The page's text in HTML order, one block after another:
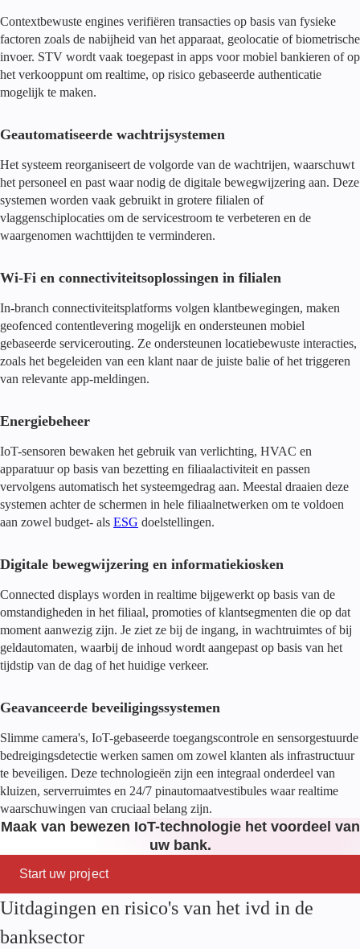
Contextbewuste engines verifiëren transacties op basis van fysieke
factoren zoals de nabijheid van het apparaat, geolocatie of biometrische
invoer. STV wordt vaak toegepast in apps voor mobiel bankieren of op
het verkooppunt om realtime, op risico gebaseerde authenticatie
mogelijk te maken.
Geautomatiseerde wachtrijsystemen
Het systeem reorganiseert de volgorde van de wachtrijen, waarschuwt
het personeel en past waar nodig de digitale bewegwijzering aan. Deze
systemen worden vaak gebruikt in grotere filialen of
vlaggenschiplocaties om de servicestroom te verbeteren en de
waargenomen wachttijden te verminderen.
Wi-Fi en connectiviteitsoplossingen in filialen
In-branch connectiviteitsplatforms volgen klantbewegingen, maken
geofenced contentlevering mogelijk en ondersteunen mobiel
gebaseerde servicerouting. Ze ondersteunen locatiebewuste interacties,
zoals het begeleiden van een klant naar de juiste balie of het triggeren
van relevante app-meldingen.
Energiebeheer
IoT-sensoren bewaken het gebruik van verlichting, HVAC en
apparatuur op basis van bezetting en filiaalactiviteit en passen
vervolgens automatisch het systeemgedrag aan. Meestal draaien deze
systemen achter de schermen in hele filiaalnetwerken om te voldoen
aan zowel budget- als ESG doelstellingen.
Digitale bewegwijzering en informatiekiosken
Connected displays worden in realtime bijgewerkt op basis van de
omstandigheden in het filiaal, promoties of klantsegmenten die op dat
moment aanwezig zijn. Je ziet ze bij de ingang, in wachtruimtes of bij
geldautomaten, waarbij de inhoud wordt aangepast op basis van het
tijdstip van de dag of het huidige verkeer.
Geavanceerde beveiligingssystemen
Slimme camera's, IoT-gebaseerde toegangscontrole en sensorgestuurde
bedreigingsdetectie werken samen om zowel klanten als infrastructuur
te beveiligen. Deze technologieën zijn een integraal onderdeel van
kluizen, serverruimtes en 24/7 pinautomaatvestibules waar realtime
waarschuwingen van cruciaal belang zijn.
Maak van bewezen IoT-technologie het voordeel van
uw bank.
Start uw project
Uitdagingen en risico's van het ivd in de
banksector